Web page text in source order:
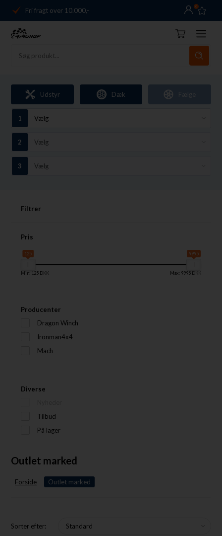
Danmarks førende
14 dages returret
Dag-til-dag levering
Danmarks førende
14 dages returret
0
Udstyr Dæk Fælge
Filtrer
Pris
125 9995
Min: 125 DKK Max: 9995 DKK
Producenter
Dragon Winch
Ironman4x4
Mach
Diverse
Tilbud
På lager
Outlet marked
Forside Outlet marked
Sorter efter: